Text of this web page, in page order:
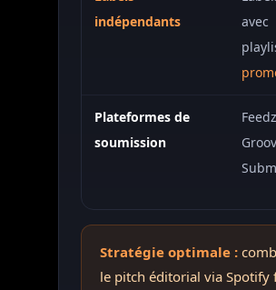
indépendants
avec
Plateformes de
soumission
Stratégie optimale :
le pitch éditorial via Spotify